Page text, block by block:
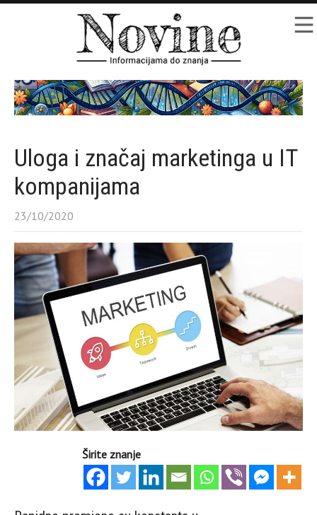
Uloga i značaj marketinga u IT
kompanijama
23/10/2020
Širite znanje